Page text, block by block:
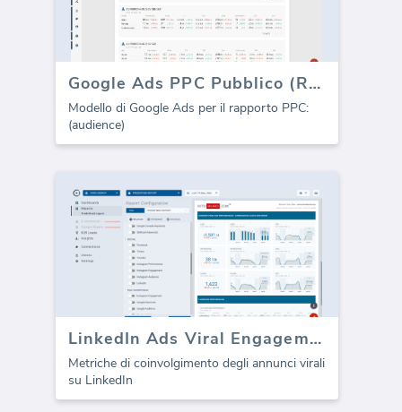
Google Ads PPC Pubblico (Report)
Modello di Google Ads per il rapporto PPC:
(audience)
LinkedIn Ads Viral Engagement Metrics
Metriche di coinvolgimento degli annunci virali
su LinkedIn